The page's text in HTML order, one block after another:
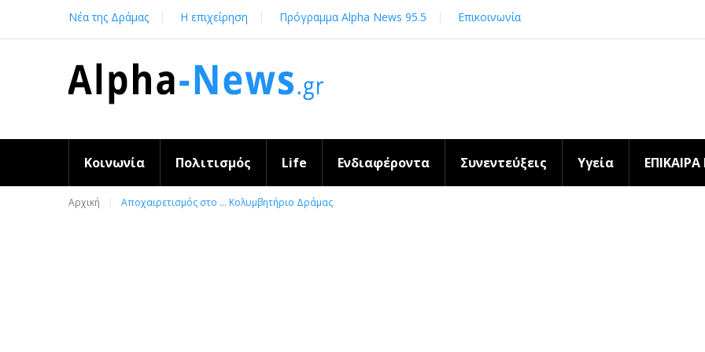
content
Νέα της Δράμας Η επιχείρηση Πρόγραμμα Alpha News 95.5 Επικοινωνία
Κοινωνία Πολιτισμός Life Ενδιαφέροντα Συνεντεύξεις Υγεία
Αρχική Αποχαιρετισμός στο … Κολυμβητήριο Δράμας